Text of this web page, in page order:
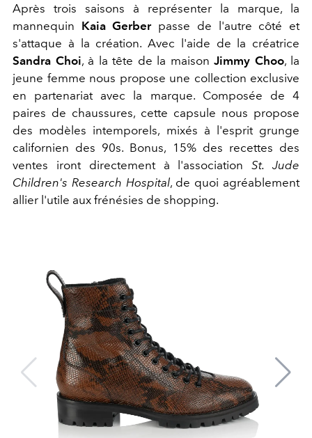
Après trois saisons à représenter la marque, la
mannequin Kaia Gerberpasse de l'autre côté et
s'attaque à la création. Avec l'aide de la créatrice
Sandra Choi, à la tête de la maison Jimmy Choo, la
jeune femme nous propose une collection exclusive
en partenariat avec la marque. Composée de 4
paires de chaussures, cette capsule nous propose
des modèles intemporels, mixés à l'esprit grunge
californien des 90s. Bonus, 15% des recettes des
ventes iront directement à l'associationSt. Jude
Children's Research Hospital, de quoi agréablement
allier l'utile aux frénésies de shopping.